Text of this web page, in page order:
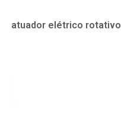
atuador elétrico rotativo